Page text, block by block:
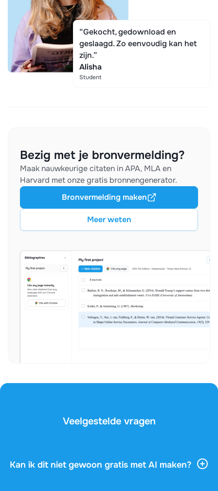
“Gekocht, gedownload en
geslaagd. Zo eenvoudig kan het
zijn.”
Alisha
Student
Bezig met je bronvermelding?
Maak nauwkeurige citaten in APA, MLA en
Harvard met onze gratis bronnengenerator.
Meer weten
Bronvermelding maken
Veelgestelde vragen
Kan ik dit niet gewoon gratis met AI maken?